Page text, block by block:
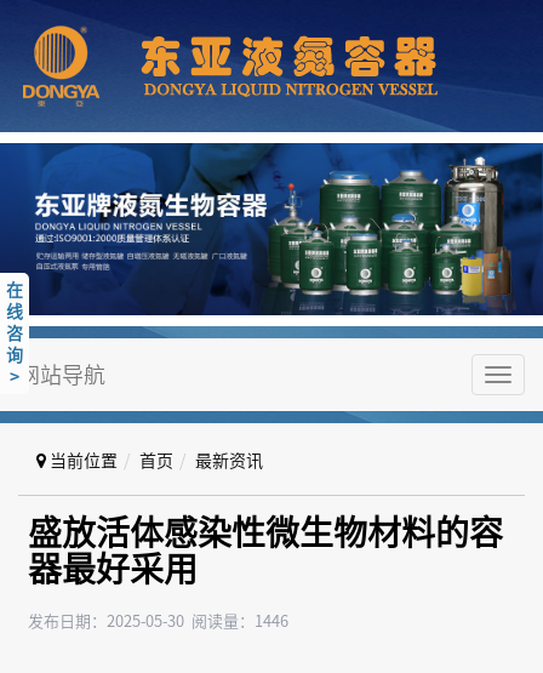
网站导航
当前位置 首页 最新资讯
盛放活体感染性微生物材料的容
器最好采用
发布日期：2025-05-30 阅读量：1446
在
线
咨
询
>